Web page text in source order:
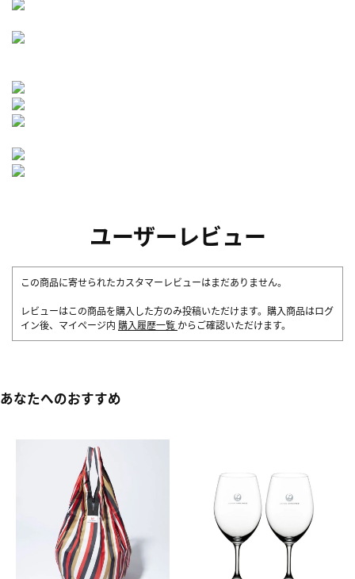
ユーザーレビュー
この商品に寄せられたカスタマーレビューはまだありません。
レビューはこの商品を購入した方のみ投稿いただけます。購入商品はログ
イン後、マイページ内 購入履歴一覧 からご確認いただけます。
あなたへのおすすめ